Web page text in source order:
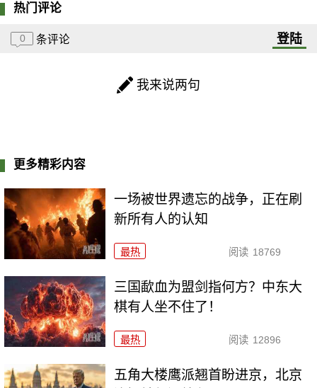
热门评论
0 条评论 登陆
我来说两句
更多精彩内容
一场被世界遗忘的战争，正在刷
新所有人的认知
最热 阅读 18769
三国歃血为盟剑指何方？中东大
棋有人坐不住了！
最热 阅读 12896
五角大楼鹰派翘首盼进京，北京